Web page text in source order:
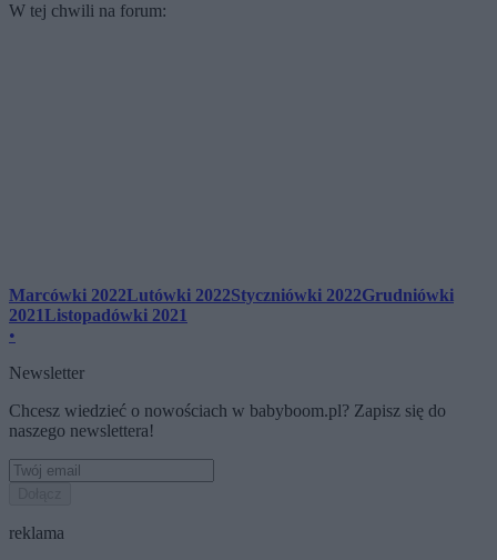
W tej chwili na forum:
Marcówki 2022Lutówki 2022Styczniówki 2022Grudniówki
2021Listopadówki 2021
•
Newsletter
Chcesz wiedzieć o nowościach w babyboom.pl? Zapisz się do
naszego newslettera!
reklama